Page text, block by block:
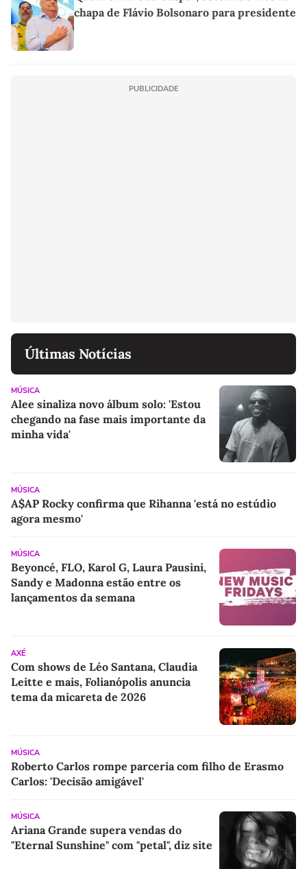
chapa de Flávio Bolsonaro para presidente
PUBLICIDADE
Últimas Notícias
MÚSICA
Alee sinaliza novo álbum solo: 'Estou
chegando na fase mais importante da
minha vida'
MÚSICA
A$AP Rocky confirma que Rihanna 'está no estúdio
agora mesmo'
MÚSICA
Beyoncé, FLO, Karol G, Laura Pausini,
Sandy e Madonna estão entre os
lançamentos da semana
AXÉ
Com shows de Léo Santana, Claudia
Leitte e mais, Folianópolis anuncia
tema da micareta de 2026
MÚSICA
Roberto Carlos rompe parceria com filho de Erasmo
Carlos: 'Decisão amigável'
MÚSICA
Ariana Grande supera vendas do
"Eternal Sunshine" com "petal", diz site